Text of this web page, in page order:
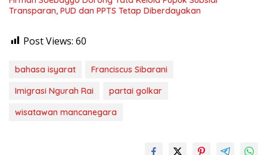
Transparan, PUD dan PPTS Tetap Diberdayakan
Post Views: 60
bahasa isyarat
Franciscus Sibarani
Imigrasi Ngurah Rai
partai golkar
wisatawan mancanegara